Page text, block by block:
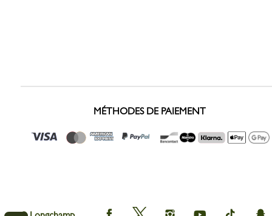
MÉTHODES DE PAIEMENT
LongchampLongchampLongchampLongchamp